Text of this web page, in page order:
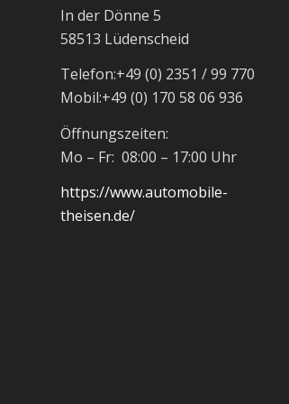
In der Dönne 5
58513 Lüdenscheid
Telefon:+49 (0) 2351 / 99 770
Mobil:+49 (0) 170 58 06 936
Öffnungszeiten:
Mo – Fr: 08:00 – 17:00 Uhr
https://www.automobile-
theisen.de/